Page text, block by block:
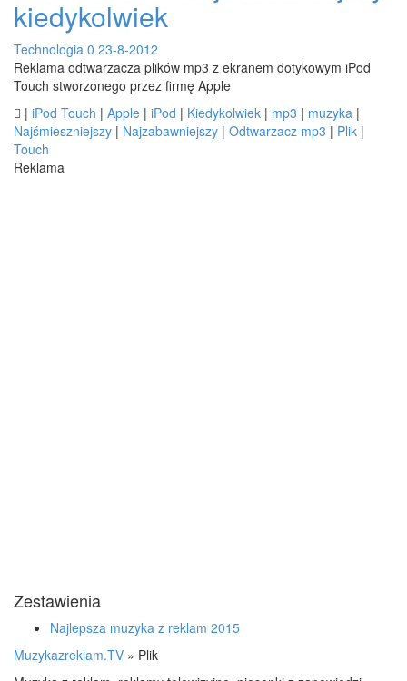
kiedykolwiek
Technologia 0 23-8-2012
Reklama odtwarzacza plików mp3 z ekranem dotykowym iPod
Touch stworzonego przez firmę Apple
 | iPod Touch | Apple | iPod | Kiedykolwiek | mp3 | muzyka |
Najśmieszniejszy | Najzabawniejszy | Odtwarzacz mp3 | Plik |
Touch
Reklama
Zestawienia
Najlepsza muzyka z reklam 2015
Muzykazreklam.TV » Plik